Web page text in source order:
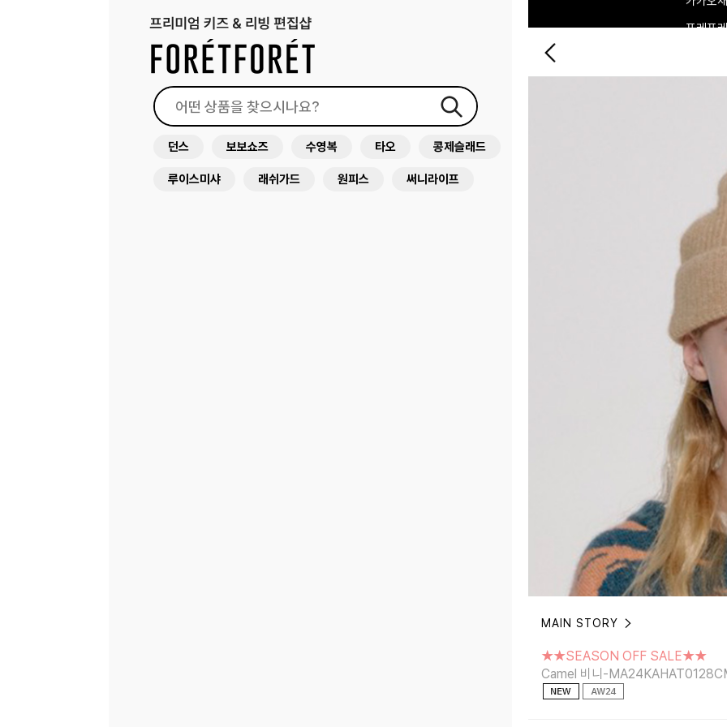
MAIN STORY
Camel 비니-MA24KAHAT0128CML
★★SEASON OFF SALE★★
Camel 비니-
던스 보보쇼즈 수영복 타오 콩제슬래드
루이스미샤 래쉬가드 원피스 써니라이프